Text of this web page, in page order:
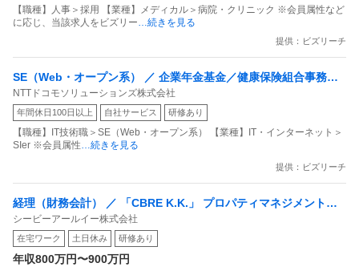
【職種】人事＞採用 【業種】メディカル＞病院・クリニック ※会員属性など
に応じ、当該求人をビズリー…続きを見る
提供：ビズリーチ
SE（Web・オープン系） ／ 企業年金基金／健康保険組合事務シ
ステムの開発／リーダー候補
NTTドコモソリューションズ株式会社
年間休日100日以上 自社サービス 研修あり
【職種】IT技術職＞SE（Web・オープン系） 【業種】IT・インターネット＞
SIer ※会員属性…続きを見る
提供：ビズリーチ
経理（財務会計） ／ 「CBRE K.K.」 プロパティマネジメント会
計 アカウンティング担当 － 東京
シービーアールイー株式会社
在宅ワーク 土日休み 研修あり
年収800万円〜900万円